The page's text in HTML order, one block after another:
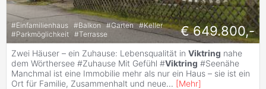
#Einfamilienhaus #Balkon #Garten #Keller
#Parkmöglichkeit #Terrasse € 649.800,-
Zwei Häuser – ein Zuhause: Lebensqualität in Viktring nahe
dem Wörthersee #Zuhause Mit Gefühl #Viktring #Seenähe
Manchmal ist eine Immobilie mehr als nur ein Haus – sie ist ein
Ort für Familie, Zusammenhalt und neue... [Mehr]